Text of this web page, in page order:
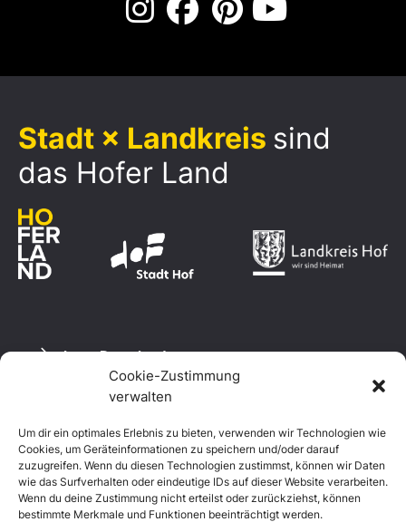
Cookie-Zustimmung
verwalten
Um dir ein optimales Erlebnis zu bieten, verwenden wir Technologien wie
Cookies, um Geräteinformationen zu speichern und/oder darauf
zuzugreifen. Wenn du diesen Technologien zustimmst, können wir Daten
wie das Surfverhalten oder eindeutige IDs auf dieser Website verarbeiten.
Wenn du deine Zustimmung nicht erteilst oder zurückziehst, können
bestimmte Merkmale und Funktionen beeinträchtigt werden.
Stadt × Landkreis sind
das Hofer Land
Logo Download
Datenschutzerklärung
Impressum
Cookie-Richtlinie (EU)